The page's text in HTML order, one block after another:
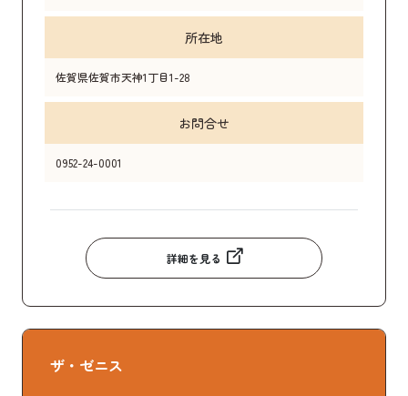
所在地
佐賀県佐賀市天神1丁目1-28
お問合せ
0952-24-0001
詳細を見る
ザ・ゼニス